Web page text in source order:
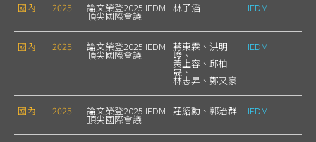
國內 2025 論文榮登2025 IEDM
頂尖國際會議
林子滔 IEDM
國內 2025 論文榮登2025 IEDM
頂尖國際會議
蔣東霖、洪明
峻、
黃上容、邱柏
晟、
林志昇、鄭又豪
IEDM
國內 2025 論文榮登2025 IEDM
頂尖國際會議
莊紹勳、郭治群 IEDM